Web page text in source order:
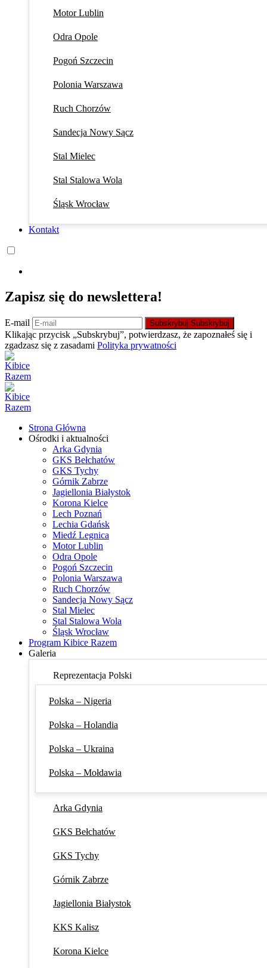
Motor Lublin
Odra Opole
Pogoń Szczecin
Polonia Warszawa
Ruch Chorzów
Sandecja Nowy Sącz
Stal Mielec
Stal Stalowa Wola
Śląsk Wrocław
Kontakt
Zapisz się do newslettera!
E-mail Subskrybuj Subskrybuj
Klikając przycisk „Subskrybuj”, potwierdzasz, że zapoznałeś się i
zgadzasz się z zasadami Polityka prywatności
Strona Główna
Ośrodki i aktualności
Arka Gdynia
GKS Bełchatów
GKS Tychy
Górnik Zabrze
Jagiellonia Białystok
Korona Kielce
Lech Poznań
Lechia Gdańsk
Miedź Legnica
Motor Lublin
Odra Opole
Pogoń Szczecin
Polonia Warszawa
Ruch Chorzów
Sandecja Nowy Sącz
Stal Mielec
Stal Stalowa Wola
Śląsk Wrocław
Program Kibice Razem
Galeria
Reprezentacja Polski
Polska – Nigeria
Polska – Holandia
Polska – Ukraina
Polska – Mołdawia
Arka Gdynia
GKS Bełchatów
GKS Tychy
Górnik Zabrze
Jagiellonia Białystok
KKS Kalisz
Korona Kielce